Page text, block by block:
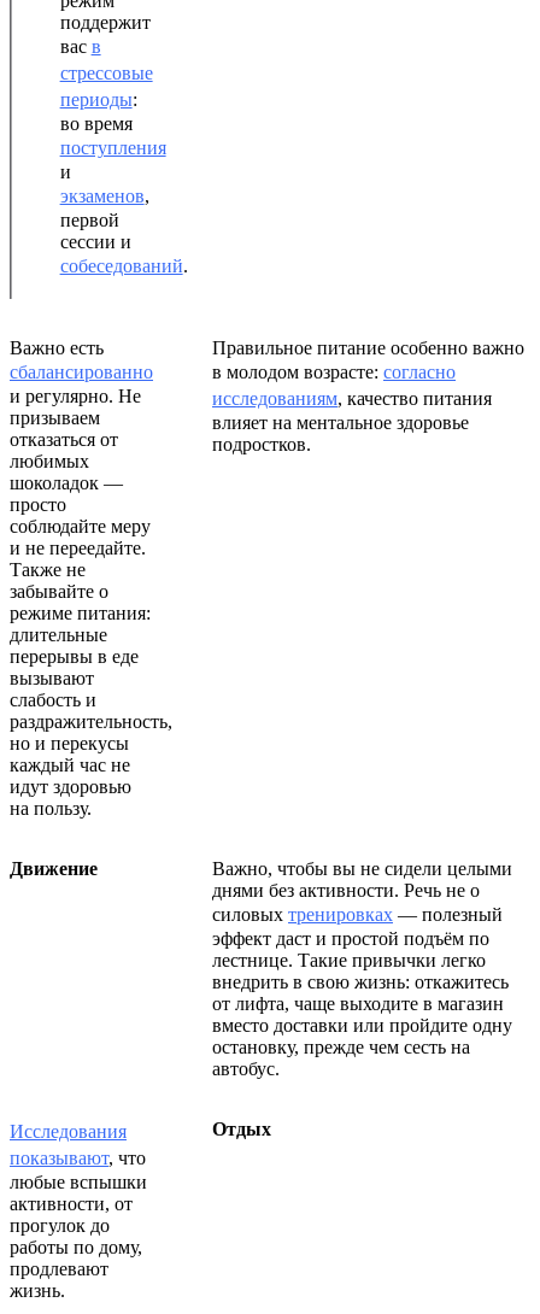
поддержит
вас в
стрессовые
периоды:
во время
поступления
и
экзаменов,
первой
сессии и
собеседований.
Важно есть
сбалансированно
и регулярно. Не
призываем
отказаться от
любимых
шоколадок —
просто
соблюдайте меру
и не переедайте.
Также не
забывайте о
режиме питания:
длительные
перерывы в еде
вызывают
слабость и
раздражительность,
но и перекусы
каждый час не
идут здоровью
на пользу.
Правильное питание особенно важно
в молодом возрасте: согласно
исследованиям, качество питания
влияет на ментальное здоровье
подростков.
Движение
Важно, чтобы вы не сидели целыми
днями без активности. Речь не о
силовых тренировках — полезный
эффект даст и простой подъём по
лестнице. Такие привычки легко
внедрить в свою жизнь: откажитесь
от лифта, чаще выходите в магазин
вместо доставки или пройдите одну
остановку, прежде чем сесть на
автобус.
Исследования
показывают, что
любые вспышки
активности, от
прогулок до
работы по дому,
продлевают
жизнь.
Отдых